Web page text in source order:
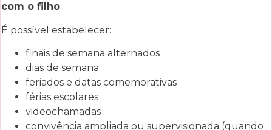
com o filho.
É possível estabelecer:
finais de semana alternados
dias de semana
feriados e datas comemorativas
férias escolares
videochamadas
convivência ampliada ou supervisionada (quando